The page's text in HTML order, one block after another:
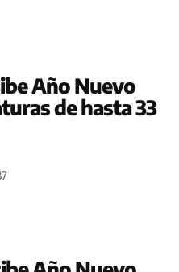
Año Nuevo
de hasta 33